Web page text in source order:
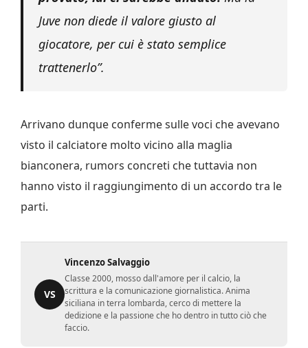
Juve non diede il valore giusto al
giocatore, per cui è stato semplice
trattenerlo”.
Arrivano dunque conferme sulle voci che avevano
visto il calciatore molto vicino alla maglia
bianconera, rumors concreti che tuttavia non
hanno visto il raggiungimento di un accordo tra le
parti.
VS
Vincenzo Salvaggio
Classe 2000, mosso dall'amore per il calcio, la
scrittura e la comunicazione giornalistica. Anima
siciliana in terra lombarda, cerco di mettere la
dedizione e la passione che ho dentro in tutto ciò che
faccio.